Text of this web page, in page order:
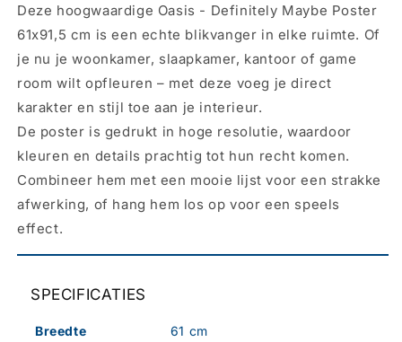
Definitely
Maybe
61x91,5cm
Definitely
Maybe
Deze hoogwaardige Oasis - Definitely Maybe Poster
61x91,5 cm is een echte blikvanger in elke ruimte. Of
je nu je woonkamer, slaapkamer, kantoor of game
room wilt opfleuren – met deze voeg je direct
karakter en stijl toe aan je interieur.
De poster is gedrukt in hoge resolutie, waardoor
kleuren en details prachtig tot hun recht komen.
Combineer hem met een mooie lijst voor een strakke
afwerking, of hang hem los op voor een speels
effect.
SPECIFICATIES
Breedte
61 cm